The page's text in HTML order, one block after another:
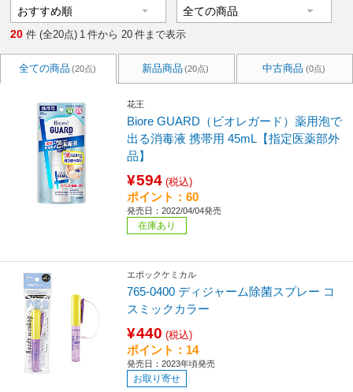
20 件 (全20点) 1 件から 20 件まで表示
全ての商品 (20点) 新品商品 (20点) 中古商品 (0点)
花王
Biore GUARD（ビオレガード）薬用泡で
出る消毒液 携帯用 45mL【指定医薬部外
品】
¥594 (税込)
ポイント：60
発売日：2022/04/04発売
在庫あり
エポックケミカル
765-0400 ディジャーム除菌スプレー コ
スミックカラー
¥440 (税込)
ポイント：14
発売日：2023年頃発売
お取り寄せ